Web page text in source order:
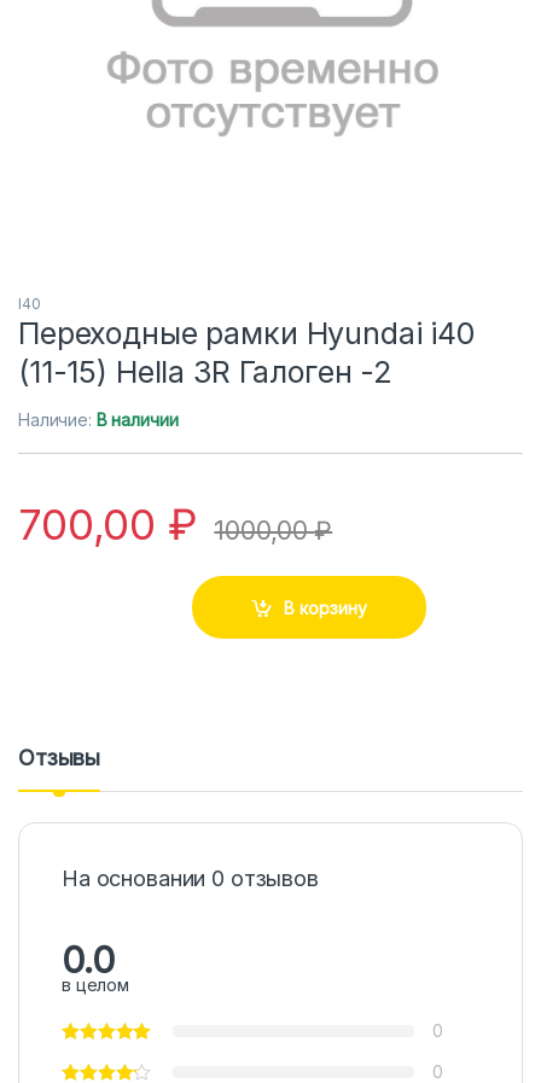
I40
Переходные рамки Hyundai i40
(11-15) Hella 3R Галоген -2
Наличие: В наличии
700,00 ₽ 1000,00₽
В корзину
Отзывы
На основании 0 отзывов
0.0
в целом
0
0